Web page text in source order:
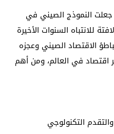
جعلت النموذج الصيني في
للانتباه السنوات الأخيرة
الاقتصاد الصيني وعجزه
اقتصاد في العالم، ومن أهم